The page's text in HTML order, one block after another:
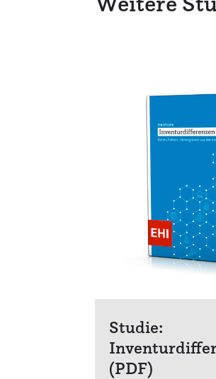
Studie:
(PDF)